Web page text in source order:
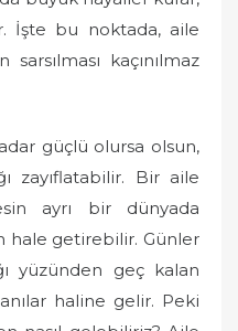
İşte bu noktada, aile
kaçınılmaz
güçlü olursa olsun,
zayıflatabilir. Bir aile
ayrı bir dünyada
hale getirebilir. Günler
yüzünden geç kalan
haline gelir. Peki